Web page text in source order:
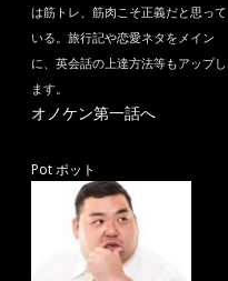
は筋トレ、筋肉こそ正義だと思って
いる。旅行記や恋愛ネタをメイン
に、英会話の上達方法等もアップし
ます。
オノケン第一話へ
Pot ポット